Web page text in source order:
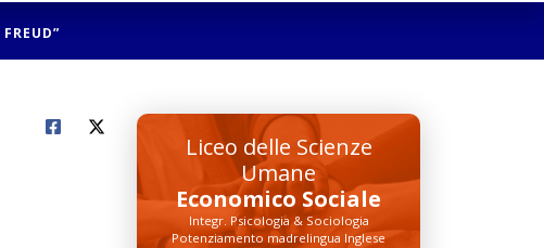
Liceo delle Scienze
Umane
Economico Sociale
Integr. Psicologia & Sociologia
Potenziamento madrelingua Inglese